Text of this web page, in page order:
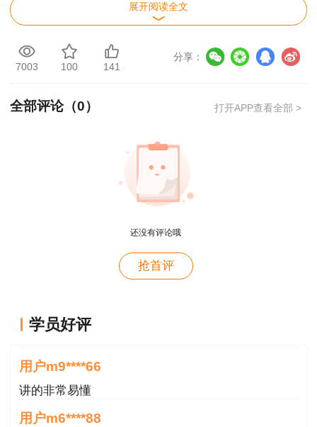
展开阅读全文
7003 100 141
分享：
全部评论（0） 打开APP查看全部 >
还没有评论哦
抢首评
学员好评
用户zh****35
用户m9****66
讲的非常易懂
用户m6****88